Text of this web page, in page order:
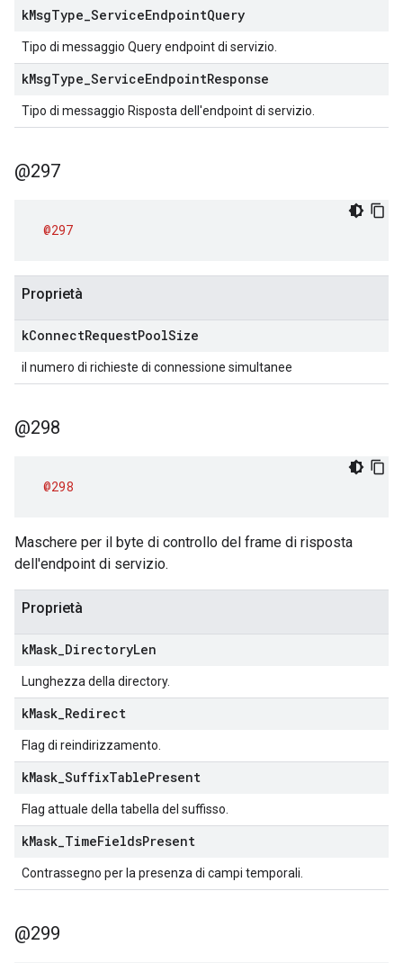
kMsgType ServiceEndpointQuery
Tipo di messaggio Query endpoint di servizio.
kMsgType ServiceEndpointResponse
Tipo di messaggio Risposta dell'endpoint di servizio.
@297
@297
Proprietà
kConnectRequestPoolSize
il numero di richieste di connessione simultanee
@298
@298
Maschere per il byte di controllo del frame di risposta
dell'endpoint di servizio.
Proprietà
kMask DirectoryLen
Lunghezza della directory.
kMask Redirect
Flag di reindirizzamento.
kMask SuffixTablePresent
Flag attuale della tabella del suffisso.
kMask TimeFieldsPresent
Contrassegno per la presenza di campi temporali.
@299